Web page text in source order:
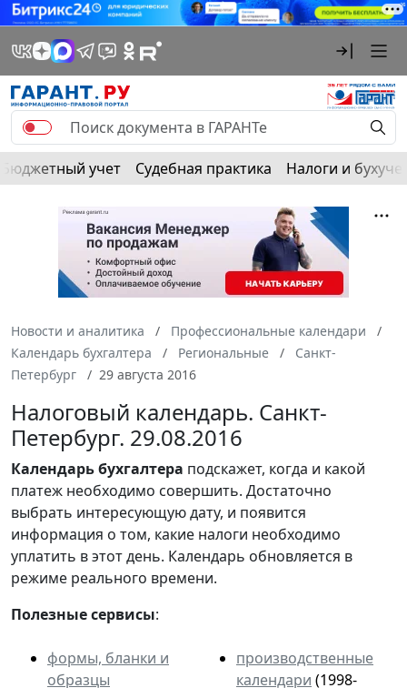
Бюджетный учет Судебная практика Налоги и
Новости и аналитика
Профессиональные календари
Календарь бухгалтера
Региональные
Санкт-
Петербург
29 августа 2016
Налоговый календарь. Санкт-
Петербург. 29.08.2016
Календарьбухгалтера подскажет, когда и какой
платеж необходимо совершить. Достаточно
выбрать интересующую дату, и появится
информация о том, какие налоги необходимо
уплатить в этот день. Календарь обновляется в
режиме реального времени.
Полезные сервисы:
формы, бланки и
образцы
производственные
календари (1998-